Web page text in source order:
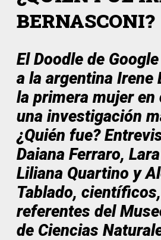
BERNASCONI?
El Doodle de
a la argentina Irene
la primera mujer en
una investigación
¿Quién fue?
Daiana Ferraro,
Liliana Quartino y
Tablado,
referentes del
de Ciencias